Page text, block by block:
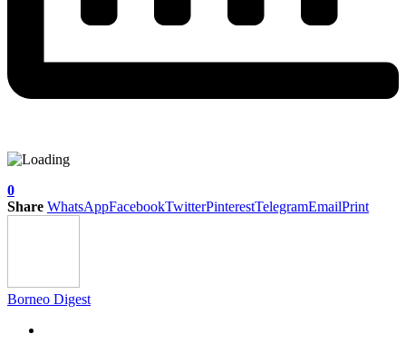
0
Share WhatsAppFacebookTwitterPinterestTelegramEmailPrint
Borneo Digest